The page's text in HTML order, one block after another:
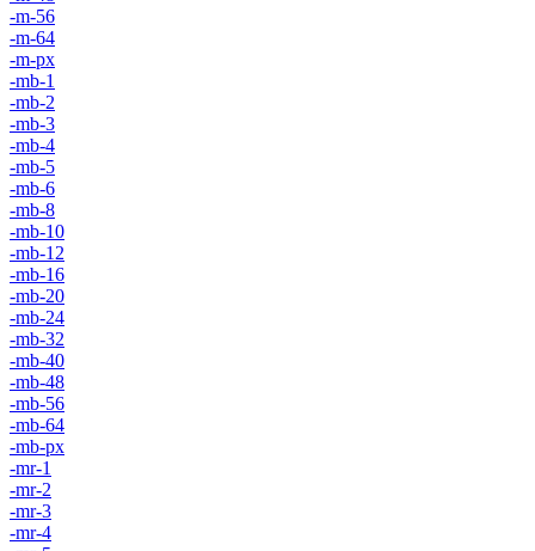
-m-56
-m-64
-m-px
-mb-1
-mb-2
-mb-3
-mb-4
-mb-5
-mb-6
-mb-8
-mb-10
-mb-12
-mb-16
-mb-20
-mb-24
-mb-32
-mb-40
-mb-48
-mb-56
-mb-64
-mb-px
-mr-1
-mr-2
-mr-3
-mr-4